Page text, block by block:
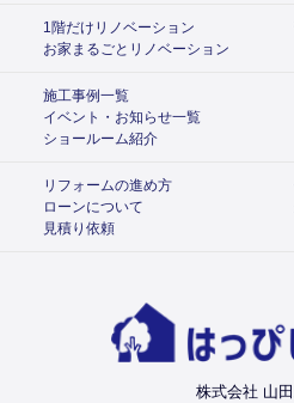
1階だけリノベーション
お家まるごとリノベーション
施工事例一覧
イベント・お知らせ一覧
ショールーム紹介
リフォームの進め方
ローンについて
見積り依頼
株式会社 山